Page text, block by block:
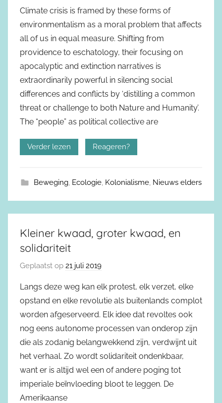
Climate crisis is framed by these forms of
environmentalism as a moral problem that affects
all of us in equal measure. Shifting from
providence to eschatology, their focusing on
apocalyptic and extinction narratives is
extraordinarily powerful in silencing social
differences and conflicts by ‘distilling a common
threat or challenge to both Nature and Humanity’.
The “people” as political collective are
Verder lezen Reageren?
Beweging, Ecologie, Kolonialisme, Nieuws elders
Kleiner kwaad, groter kwaad, en
solidariteit
Geplaatst op 21 juli 2019
Langs deze weg kan elk protest, elk verzet, elke
opstand en elke revolutie als buitenlands complot
worden afgeserveerd. Elk idee dat revoltes ook
nog eens autonome processen van onderop zijn
die als zodanig belangwekkend zijn, verdwijnt uit
het verhaal. Zo wordt solidariteit ondenkbaar,
want er is altijd wel een of andere poging tot
imperiale beïnvloeding bloot te leggen. De
Amerikaanse